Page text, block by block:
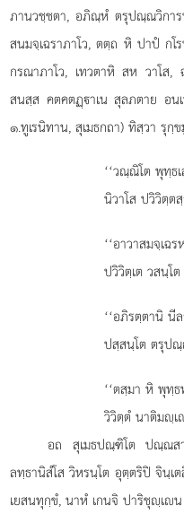
ภานวชฺชตา, อภิณฺหํ ตรุปณฺณวิกา
สนมจฺเฉราภาโว, ตตฺถ หิ ปาปํ ก
กรณาภาโว, เทวตาหิ สห วาโส,
สนสฺส คตคตฏฺาเน สุลภตาย อ
๑.ทูเรนิทาน, สุเมธกถา) ทิสฺวา รุ
‘‘วณฺณิโต พุทฺธ
นิวาโส ปวิวิตฺต
‘‘อาวาสมจฺเฉ
ปวิวิตฺเต วสนฺโ
‘‘อภิรตฺตานิ นี
ปสฺสนฺโต ตรุป
‘‘ตสฺมา หิ พุทฺ
วิวิตฺตํ นาติมฺเ
อถ สุเมธปณฺฑิโต ปณฺณส
ลทฺธานิสํโส วิหรนฺโต อุตฺตริปิ จินฺเ
เยสนทุกฺขํ, นาหํ เกนจิ ปาริชุฺเ